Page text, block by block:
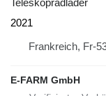
Teleskopradlader
2021
Frankreich, Fr-
E-FARM GmbH